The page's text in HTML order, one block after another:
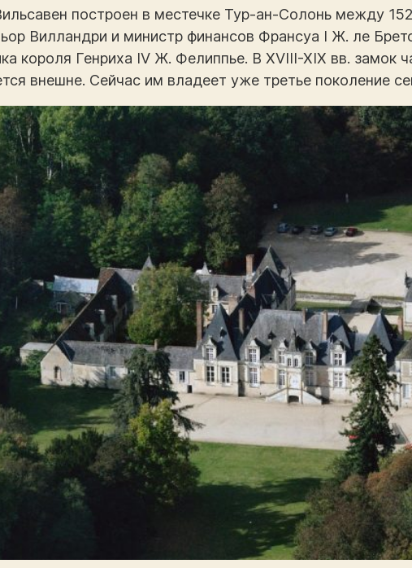
построен в местечке Тур-ан-Солонь между
Вилландри и министр финансов Франсуа I Ж. ле
короля Генриха IV Ж. Фелиппье. В XVIII-XIX вв. замок
внешне. Сейчас им владеет уже третье поколение